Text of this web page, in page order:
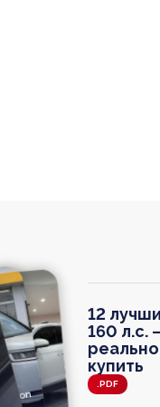
12
160 л.с.
купить
.PDF